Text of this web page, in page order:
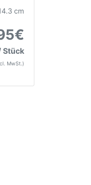
cm
Stück
MwSt.)